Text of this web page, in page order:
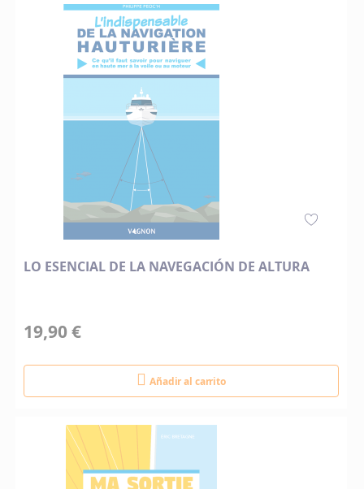
LO ESENCIAL DE LA NAVEGACIÓN DE ALTURA
19,90 €
Añadir al carrito